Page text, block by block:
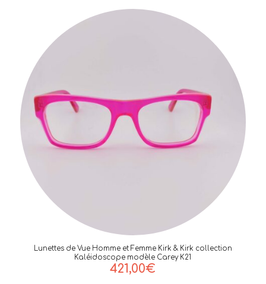
Lunettes de Vue Homme et Femme Kirk & Kirk collection
Kaléidoscope modèle Carey K21
421,00€